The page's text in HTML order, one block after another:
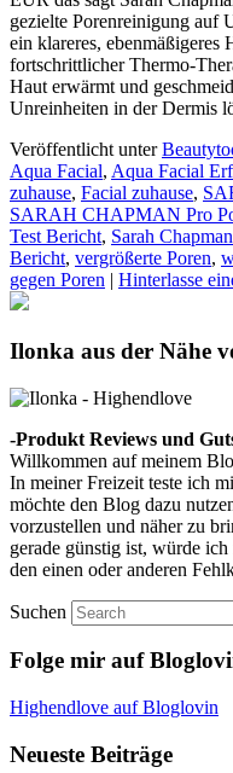
gezielte Porenreinigung auf
ein klareres,
fortschrittlicher Thermo-
Haut erwärmt und
Unreinheiten in der Dermis
Veröffentlicht unter
Aqua Facial, Aqua Facial
zuhause, Facial zuhause,
SARAH CHAPMAN Pro
Test Bericht, Sarah
Bericht, vergrößerte Poren,
gegen Poren | Hinterlasse
Ilonka aus der Nähe
-Produkt Reviews und
Willkommen auf meinem
In meiner Freizeit teste ich
möchte den Blog dazu
vorzustellen und näher zu
gerade günstig ist, würde
den einen oder anderen
Suchen
Folge mir auf
Highendlove auf Bloglovin
Neueste Beiträge